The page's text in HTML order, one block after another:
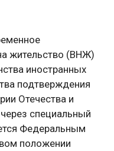
жительство (ВНЖ)
иностранных
подтверждения
Отечества и
специальный
Федеральным
положении